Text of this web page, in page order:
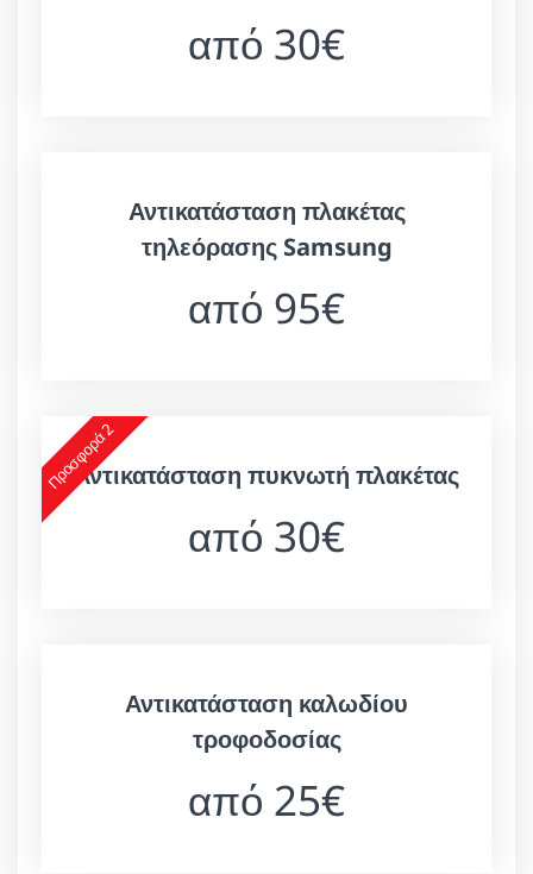
από 30€
Αντικατάσταση πλακέτας
τηλεόρασης Samsung
από 95€
Προσφορά 2
Αντικατάσταση πυκνωτή πλακέτας
από 30€
Αντικατάσταση καλωδίου
τροφοδοσίας
από 25€